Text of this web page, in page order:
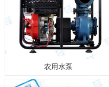
农用水泵